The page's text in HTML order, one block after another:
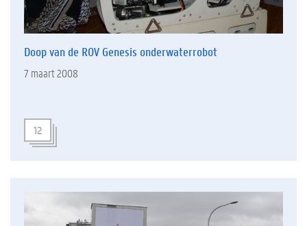
Doop van de ROV Genesis onderwaterrobot
7 maart 2008
12